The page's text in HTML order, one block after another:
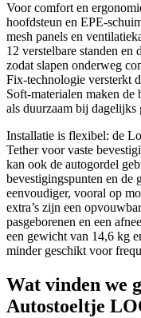
Voor comfort en
hoofdsteun en
mesh panels en
12 verstelbare standen en
zodat slapen onderweg
Fix‑technologie versterkt
Soft‑materialen maken
als duurzaam bij dagelijks
Installatie is flexibel: de
Tether voor vaste
kan ook de autogordel
bevestigingspunten en de
eenvoudiger, vooral op
extra’s zijn een
pasgeborenen en een
een gewicht van 14,6 kg
minder geschikt voor
Wat vinden we
Autostoeltje